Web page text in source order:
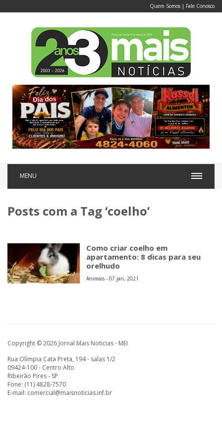
Quem Somos | Fale Conosco
MENU
Posts com a Tag ‘coelho’
Como criar coelho em
apartamento: 8 dicas para seu
orelhudo
Animais - 07 jan, 2021
Copyright © 2026 Jornal Mais Noticias - MEI
Rua Olímpia Cata Preta, 194 - salas 1/2
09424-100 - Centro Alto
Ribeirão Pires - SP
Fone: (11) 4828-7570
E-mail: comercial@maisnoticias.inf.br